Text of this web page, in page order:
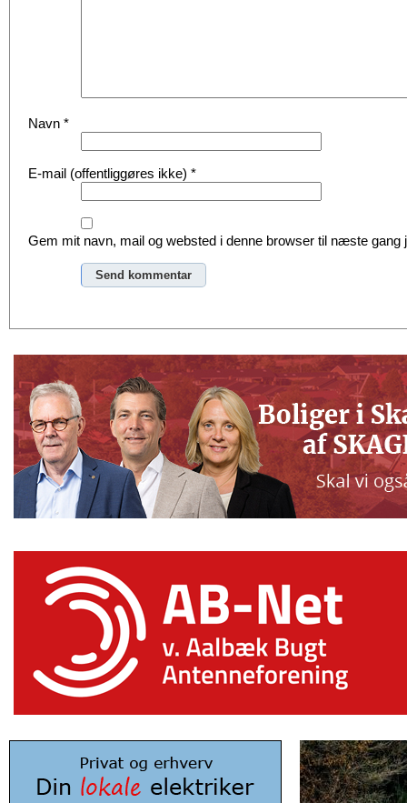
Navn *
E-mail (offentliggøres ikke) *
Gem mit navn, mail og websted i denne browser til næste gang